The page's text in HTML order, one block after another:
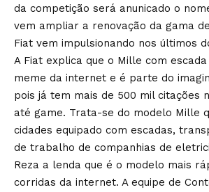
da competição será anunicado o
vem ampliar a renovação da gama
Fiat vem impulsionando nos últimos
A Fiat explica que o Mille com
meme da internet e é parte do
pois já tem mais de 500 mil citações
até game. Trata-se do modelo Mille
cidades equipado com escadas,
de trabalho de companhias de
Reza a lenda que é o modelo mais
corridas da internet. A equipe de